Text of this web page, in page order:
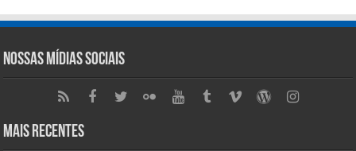
Nossas Mídias Sociais
Mais Recentes